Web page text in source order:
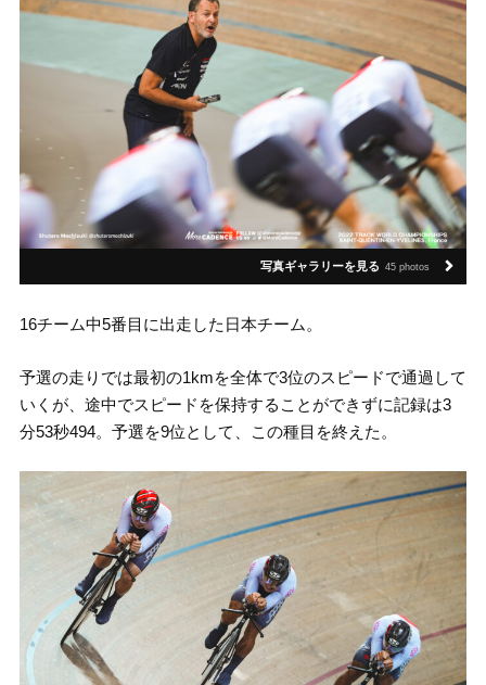
写真ギャラリーを見る 45 photos
16チーム中5番目に出走した日本チーム。
予選の走りでは最初の1kmを全体で3位のスピードで通過して
いくが、途中でスピードを保持することができずに記録は3
分53秒494。予選を9位として、この種目を終えた。